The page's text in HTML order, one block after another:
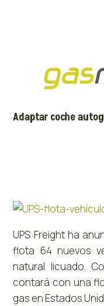
Adaptar coche
UPS Freightha
flota 64 nuevos
natural licuado.
contará con una
gas enEstados